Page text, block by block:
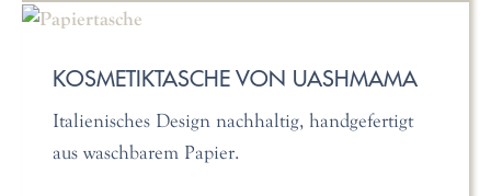
KOSMETIKTASCHE VON UASHMAMA
Italienisches Design nachhaltig, handgefertigt
aus waschbarem Papier.